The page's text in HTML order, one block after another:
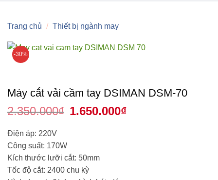
Trang chủ / Thiết bị ngành may
-30%
Máy cắt vải cầm tay DSIMAN DSM-70
2.350.000₫
Giá
gốc
1.650.000₫Giá
Điện áp: 220V
Công suất: 170W
Kích thước lưỡi cắt: 50mm
Tốc độ cắt: 2400 chu kỳ